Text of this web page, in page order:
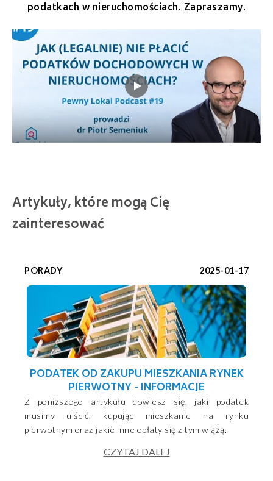
podatkach w nieruchomościach. Zapraszamy.
Artykuły, które mogą Cię
zainteresować
PORADY 2025-01-17
PODATEK OD ZAKUPU MIESZKANIA RYNEK
PIERWOTNY - INFORMACJE
Z poniższego artykułu dowiesz się, jaki podatek
musimy uiścić, kupując mieszkanie na rynku
pierwotnym oraz jakie inne opłaty się z tym wiążą.
CZYTAJ DALEJ